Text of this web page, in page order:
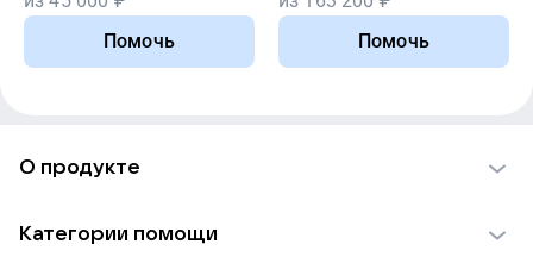
Помочь
Помочь
О продукте
Категории помощи